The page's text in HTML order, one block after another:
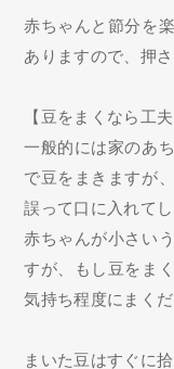
赤ちゃんと節分を
ありますので、押
【豆をまくなら工
一般的には家のあ
で豆をまきますが
誤って口に入れて
赤ちゃんが小さい
すが、もし豆をま
気持ち程度にまく
まいた豆はすぐに